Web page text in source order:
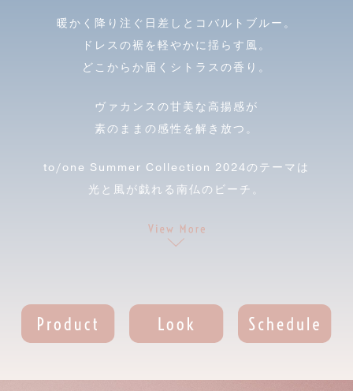
暖かく降り注ぐ日差しとコバルトブルー。
ドレスの裾を軽やかに揺らす風。
どこからか届くシトラスの香り。
ヴァカンスの甘美な高揚感が
素のままの感性を解き放つ。
to/one Summer Collection 2024のテーマは
光と風が戯れる南仏のビーチ。
異なる質感が溶け合うニュアンスカラーのアイメイクと
フレッシュにつやめくリップ、
息づくような生命感と洗練された自然体を表現します。
描き出すヴァカンスの情感。